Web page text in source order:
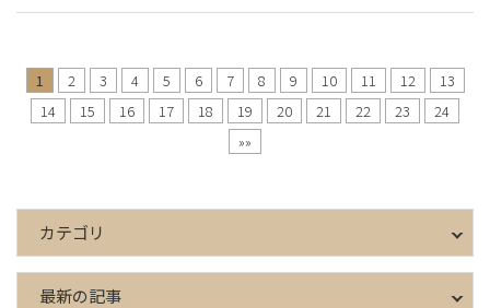
1 2 3 4 5 6 7 8 9 10 11 12
13
14
15 16 17 18 19 20 21 22 23
24
»»
カテゴリ
最新の記事